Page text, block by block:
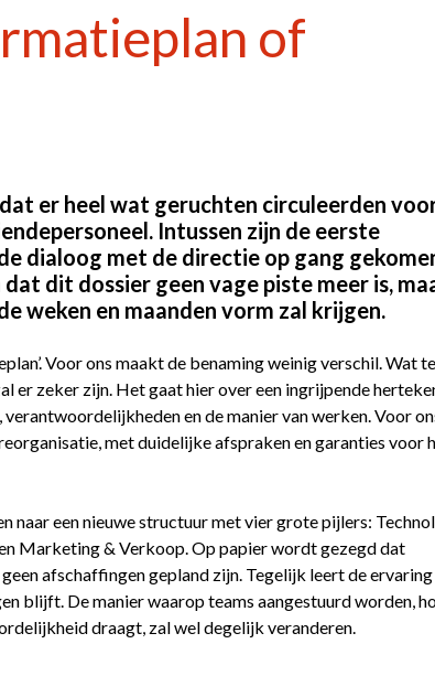
of
er heel wat geruchten circuleerden
Intussen zijn de eerste
dialoog met de directie op gang
dit dossier geen vage piste meer is,
weken en maanden vorm zal krijgen.
Voor ons maakt de benaming weinig verschil. Wat
er zeker zijn. Het gaat hier over een ingrijpende
en de manier van werken. Voor
met duidelijke afspraken en garanties voor
naar een nieuwe structuur met vier grote pijlers:
Marketing & Verkoop. Op papier wordt gezegd dat
afschaffingen gepland zijn. Tegelijk leert de
blijft. De manier waarop teams aangestuurd worden,
draagt, zal wel degelijk veranderen.